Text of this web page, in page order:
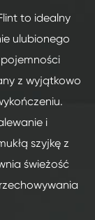
to idealny
ulubionego
z wyjątkowo
i
szyjkę z
świeżość